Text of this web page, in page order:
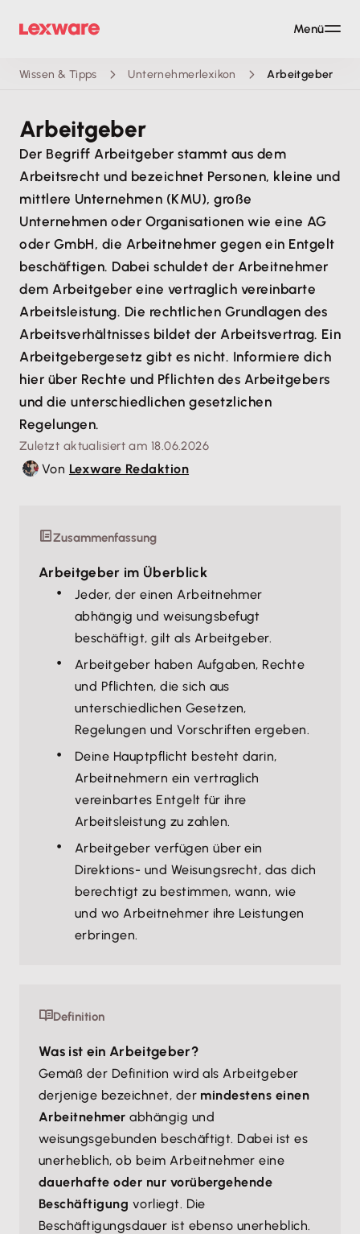
Wissen & Tipps Unternehmerlexikon Arbeitgeber
Arbeitgeber
Der Begriff Arbeitgeber stammt aus dem
Arbeitsrecht und bezeichnet Personen, kleine und
mittlere Unternehmen (KMU), große
Unternehmen oder Organisationen wie eine AG
oder GmbH, die Arbeitnehmer gegen ein Entgelt
beschäftigen. Dabei schuldet der Arbeitnehmer
dem Arbeitgeber eine vertraglich vereinbarte
Arbeitsleistung. Die rechtlichen Grundlagen des
Arbeitsverhältnisses bildet der Arbeitsvertrag. Ein
Arbeitgebergesetz gibt es nicht. Informiere dich
hier über Rechte und Pflichten des Arbeitgebers
und die unterschiedlichen gesetzlichen
Regelungen.
Zuletzt aktualisiert am 18.06.2026
Von Lexware Redaktion
Zusammenfassung
Arbeitgeber im Überblick
Jeder, der einen Arbeitnehmer
abhängig und weisungsbefugt
beschäftigt, gilt als Arbeitgeber.
Arbeitgeber haben Aufgaben, Rechte
und Pflichten, die sich aus
unterschiedlichen Gesetzen,
Regelungen und Vorschriften ergeben.
Deine Hauptpflicht besteht darin,
Arbeitnehmern ein vertraglich
vereinbartes Entgelt für ihre
Arbeitsleistung zu zahlen.
Arbeitgeber verfügen über ein
Direktions- und Weisungsrecht, das dich
berechtigt zu bestimmen, wann, wie
und wo Arbeitnehmer ihre Leistungen
erbringen.
Definition
Was ist ein Arbeitgeber?
Gemäß der Definition wird als Arbeitgeber
derjenige bezeichnet, der mindestens einen
Arbeitnehmer abhängig und
weisungsgebunden beschäftigt. Dabei ist es
unerheblich, ob beim Arbeitnehmer eine
dauerhafte oder nur vorübergehende
Beschäftigung vorliegt. Die
Beschäftigungsdauer ist ebenso unerheblich.
Menü